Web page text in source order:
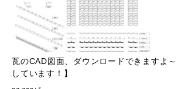
瓦のCAD図面、ダウンロードできますよ
しています！】